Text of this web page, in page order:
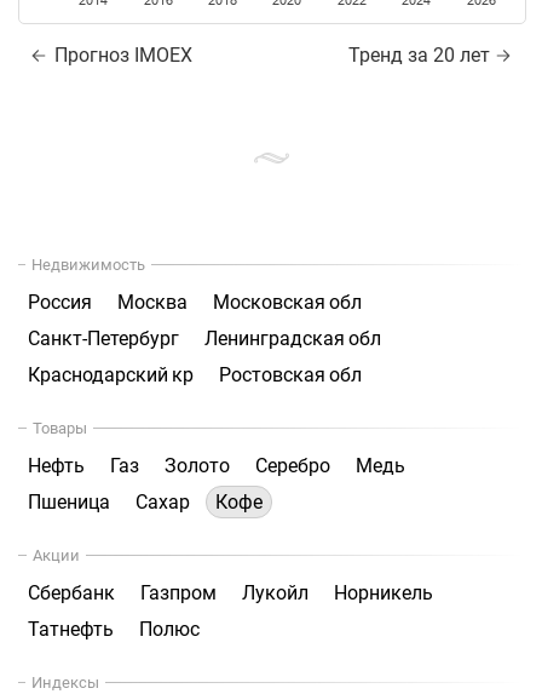
Прогноз IMOEX Тренд за 20 лет
Недвижимость
Россия Москва
Московская обл
Санкт-Петербург
Ленинградская обл
Краснодарский кр
Ростовская обл
Товары
Нефть Газ Золото Серебро
Медь
Пшеница
Сахар Кофе
Акции
Сбербанк Газпром Лукойл
Норникель
Татнефть
Полюс
Индексы